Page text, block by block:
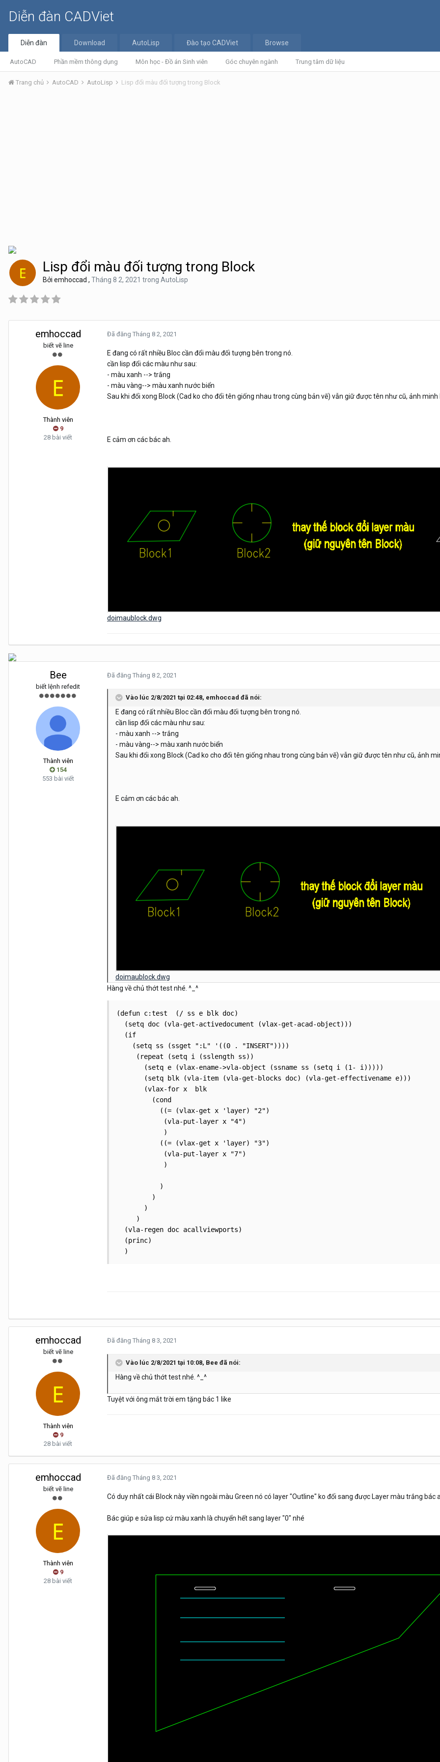
Diễn đàn CADViet
Diễn đàn
AutoCAD Phần mềm thông dụng Môn học - Đồ án Sinh viên Góc chuyên ngành Trung tâm dữ liệu
Download AutoLisp Đào tạo CADViet Browse
Trang chủ AutoCAD AutoLisp Lisp đổi màu đối tượng trong Block
Lisp đổi màu đối tượng trong Block
Bởi emhoccad , Tháng 8 2, 2021 trong AutoLisp
emhoccad
biết vẽ line
Thành viên
9
28 bài viết
Đã đăng Tháng 8 2, 2021
E đang có rất nhiều Bloc cần đổi màu đối tượng bên trong nó.
cần lisp đổi các màu như sau:
- màu xanh --> trắng
- màu vàng--> màu xanh nước biển
Sau khi đổi xong Block (Cad ko cho đổi tên giống nhau trong cùng bản vẽ) vẫn giữ được tên như cũ, ảnh
E cảm ơn các bác ah.
doimaublock.dwg
Bee
biết lệnh refedit
Thành viên
154
553 bài viết
Đã đăng Tháng 8 2, 2021
Vào lúc 2/8/2021 tại 02:48, emhoccad đã nói:
E đang có rất nhiều Bloc cần đổi màu đối tượng bên trong nó.
cần lisp đổi các màu như sau:
- màu xanh --> trắng
- màu vàng--> màu xanh nước biển
Sau khi đổi xong Block (Cad ko cho đổi tên giống nhau trong cùng bản vẽ) vẫn giữ được tên như cũ, ảnh
E cảm ơn các bác ah.
doimaublock.dwg
Hàng về chủ thớt test nhé. ^_^
(defun c:test  (/ ss e blk doc)
  (setq doc (vla-get-activedocument (vlax-get-acad-object)))
  (if
    (setq ss (ssget ":L" '((0 . "INSERT"))))
     (repeat (setq i (sslength ss))
       (setq e (vlax-ename->vla-object (ssname ss (setq i (1- i)))))
       (setq blk (vla-item (vla-get-blocks doc) (vla-get-effectivename e)))
       (vlax-for x  blk
         (cond
           ((= (vlax-get x 'layer) "2")
            (vla-put-layer x "4")
            )
           ((= (vlax-get x 'layer) "3")
            (vla-put-layer x "7")
            )
           )
         )
       )
     )
  (vla-regen doc acallviewports)
  (princ)
  )
emhoccad
biết vẽ line
Thành viên
9
28 bài viết
Đã đăng Tháng 8 3, 2021
Vào lúc 2/8/2021 tại 10:08, Bee đã nói:
Hàng về chủ thớt test nhé. ^_^
Tuyệt với ông mắt trời em tặng bác 1 like
emhoccad
biết vẽ line
Thành viên
9
28 bài viết
Đã đăng Tháng 8 3, 2021
Có duy nhất cái Block này viền ngoài màu Green nó có layer "Outline" ko đổi sang được Layer màu trắng bác
Bác giúp e sửa lisp cứ màu xanh là chuyển hết sang layer "0" nhé